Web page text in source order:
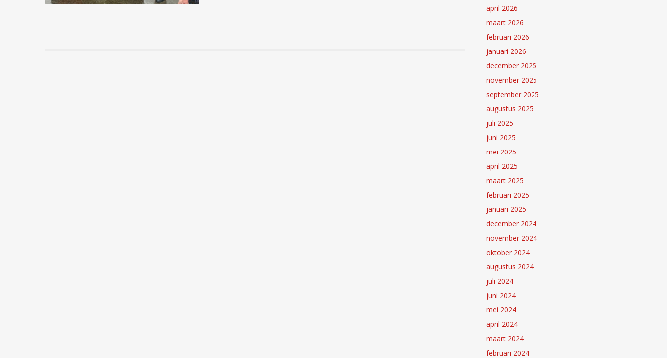
april 2026
maart 2026
februari 2026
januari 2026
december 2025
november 2025
september 2025
augustus 2025
juli 2025
juni 2025
mei 2025
april 2025
maart 2025
februari 2025
januari 2025
december 2024
november 2024
oktober 2024
augustus 2024
juli 2024
juni 2024
mei 2024
april 2024
maart 2024
februari 2024